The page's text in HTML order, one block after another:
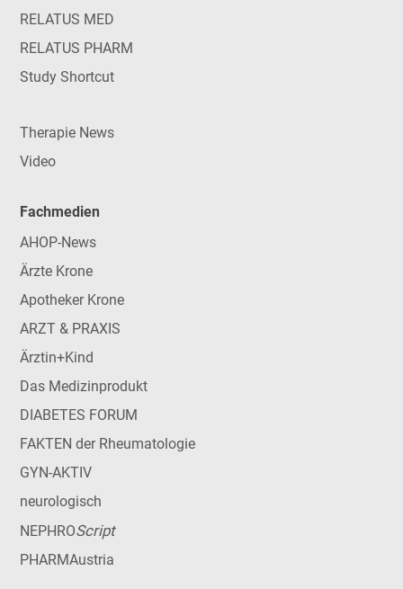
RELATUS MED
RELATUS PHARM
Study Shortcut
Therapie News
Video
Fachmedien
AHOP-News
Ärzte Krone
Apotheker Krone
ARZT & PRAXIS
Ärztin+Kind
Das Medizinprodukt
DIABETES FORUM
FAKTEN der Rheumatologie
GYN-AKTIV
neurologisch
NEPHROScript
PHARMAustria